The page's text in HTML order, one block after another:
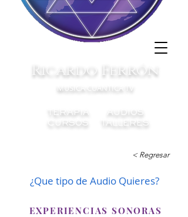
Ricardo Ferrón
MUSICA CUANTICA TV
TERAPIA AUDIOS
CURSOS TALLERES
< Regresar
¿Que tipo de Audio Quieres?
EXPERIENCIAS SONORAS